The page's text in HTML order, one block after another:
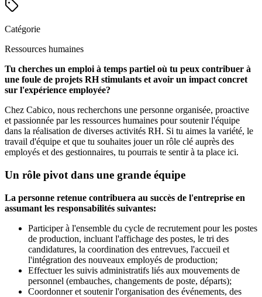
Catégorie
Ressources humaines
Tu cherches un emploi à temps partiel où tu peux contribuer à
une foule de projets RH stimulants et avoir un impact concret
sur l'expérience employée?
Chez Cabico, nous recherchons une personne organisée, proactive
et passionnée par les ressources humaines pour soutenir l'équipe
dans la réalisation de diverses activités RH. Si tu aimes la variété, le
travail d'équipe et que tu souhaites jouer un rôle clé auprès des
employés et des gestionnaires, tu pourrais te sentir à ta place ici.
Un rôle pivot dans une grande équipe
La personne retenue contribuera au succès de l'entreprise en
assumant les responsabilités suivantes:
Participer à l'ensemble du cycle de recrutement pour les postes
de production, incluant l'affichage des postes, le tri des
candidatures, la coordination des entrevues, l'accueil et
l'intégration des nouveaux employés de production;
Effectuer les suivis administratifs liés aux mouvements de
personnel (embauches, changements de poste, départs);
Coordonner et soutenir l'organisation des événements, des